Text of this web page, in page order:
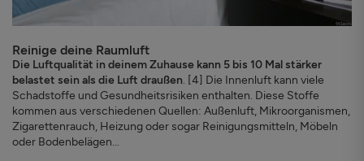
Reinige deine Raumluft
Die Luftqualität in deinem Zuhause kann 5 bis 10 Mal stärker
belastet sein als die Luft draußen. [4] Die Innenluft kann viele
Schadstoffe und Gesundheitsrisiken enthalten. Diese Stoffe
kommen aus verschiedenen Quellen: Außenluft, Mikroorganismen,
Zigarettenrauch, Heizung oder sogar Reinigungsmitteln, Möbeln
oder Bodenbelägen...